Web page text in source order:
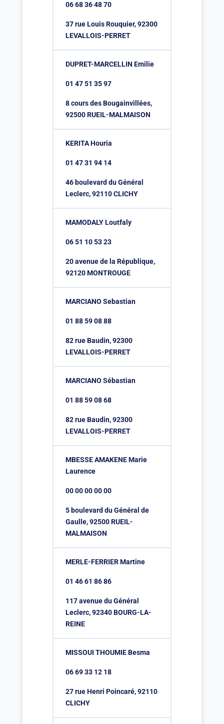
06 68 36 48 70
37 rue Louis Rouquier, 92300
LEVALLOIS-PERRET
DUPRET-MARCELLIN Emilie
01 47 51 35 97
8 cours des Bougainvillées,
92500 RUEIL-MALMAISON
KERITA Houria
01 47 31 94 14
46 boulevard du Général
Leclerc, 92110 CLICHY
MAMODALY Loutfaly
06 51 10 53 23
20 avenue de la République,
92120 MONTROUGE
MARCIANO Sebastian
01 88 59 08 88
82 rue Baudin, 92300
LEVALLOIS-PERRET
MARCIANO Sébastian
01 88 59 08 68
82 rue Baudin, 92300
LEVALLOIS-PERRET
MBESSE AMAKENE Marie
Laurence
00 00 00 00 00
5 boulevard du Général de
Gaulle, 92500 RUEIL-
MALMAISON
MERLE-FERRIER Martine
01 46 61 86 86
117 avenue du Général
Leclerc, 92340 BOURG-LA-
REINE
MISSOUI THOUMIE Besma
06 69 33 12 18
27 rue Henri Poincaré, 92110
CLICHY